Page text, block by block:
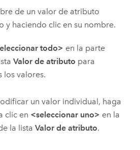
de un valor de atributo
y haciendo clic en su nombre.
todo> en la parte
Valor de atributo para
los valores.
un valor individual, haga
clic en <seleccionar uno> en la
la lista Valor de atributo.